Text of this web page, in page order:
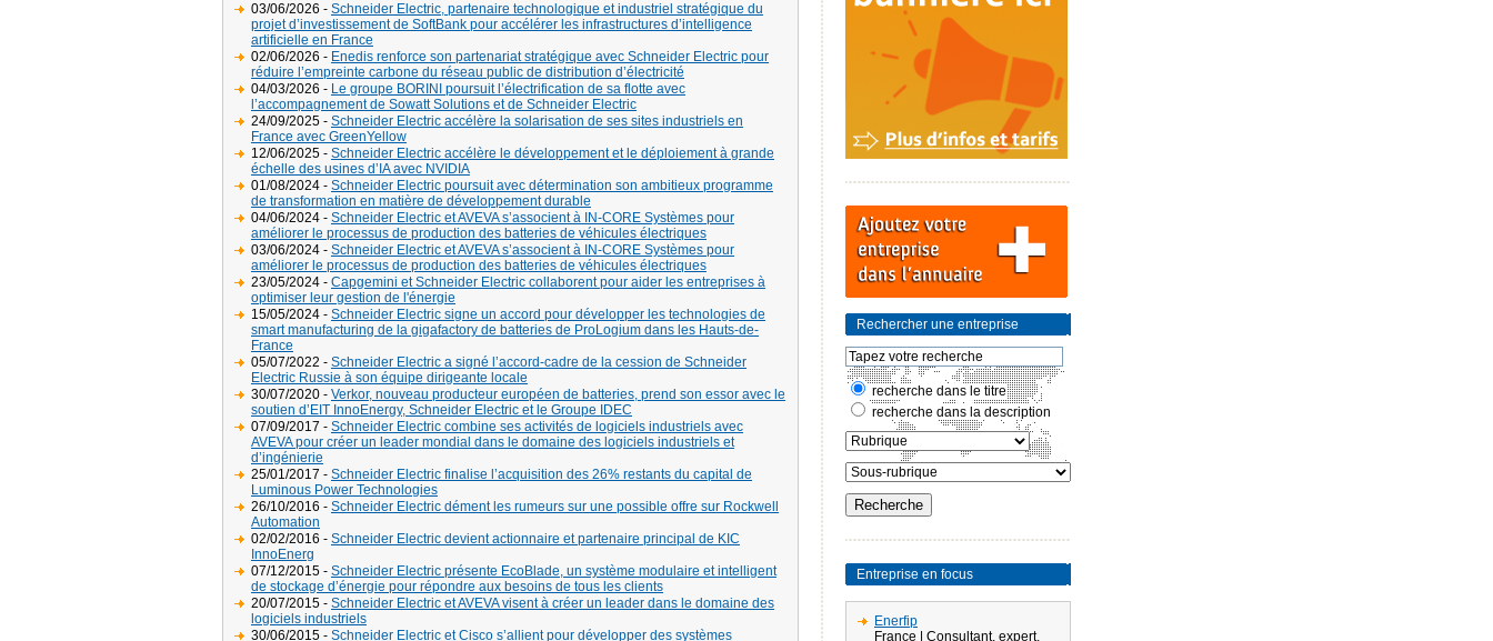
03/06/2026 - Schneider Electric, partenaire technologique et industriel stratégique du
projet d’investissement de SoftBank pour accélérer les infrastructures d’intelligence
artificielle en France
02/06/2026 - Enedis renforce son partenariat stratégique avec Schneider Electric pour
réduire l’empreinte carbone du réseau public de distribution d’électricité
04/03/2026 - Le groupe BORINI poursuit l’électrification de sa flotte avec
l’accompagnement de Sowatt Solutions et de Schneider Electric
24/09/2025 - Schneider Electric accélère la solarisation de ses sites industriels en
France avec GreenYellow
12/06/2025 - Schneider Electric accélère le développement et le déploiement à grande
échelle des usines d’IA avec NVIDIA
01/08/2024 - Schneider Electric poursuit avec détermination son ambitieux programme
de transformation en matière de développement durable
04/06/2024 - Schneider Electric et AVEVA s’associent à IN-CORE Systèmes pour
améliorer le processus de production des batteries de véhicules électriques
03/06/2024 - Schneider Electric et AVEVA s’associent à IN-CORE Systèmes pour
améliorer le processus de production des batteries de véhicules électriques
23/05/2024 - Capgemini et Schneider Electric collaborent pour aider les entreprises à
optimiser leur gestion de l'énergie
15/05/2024 - Schneider Electric signe un accord pour développer les technologies de
smart manufacturing de la gigafactory de batteries de ProLogium dans les Hauts-de-
France
05/07/2022 - Schneider Electric a signé l’accord-cadre de la cession de Schneider
Electric Russie à son équipe dirigeante locale
30/07/2020 - Verkor, nouveau producteur européen de batteries, prend son essor avec le
soutien d’EIT InnoEnergy, Schneider Electric et le Groupe IDEC
07/09/2017 - Schneider Electric combine ses activités de logiciels industriels avec
AVEVA pour créer un leader mondial dans le domaine des logiciels industriels et
d’ingénierie
25/01/2017 - Schneider Electric finalise l’acquisition des 26% restants du capital de
Luminous Power Technologies
26/10/2016 - Schneider Electric dément les rumeurs sur une possible offre sur Rockwell
Automation
02/02/2016 - Schneider Electric devient actionnaire et partenaire principal de KIC
InnoEnerg
07/12/2015 - Schneider Electric présente EcoBlade, un système modulaire et intelligent
de stockage d’énergie pour répondre aux besoins de tous les clients
20/07/2015 - Schneider Electric et AVEVA visent à créer un leader dans le domaine des
logiciels industriels
30/06/2015 - Schneider Electric et Cisco s’allient pour développer des systèmes
Rechercher une entreprise
recherche dans le titre
recherche dans la description
Entreprise en focus
Enerfip
France | Consultant, expert,